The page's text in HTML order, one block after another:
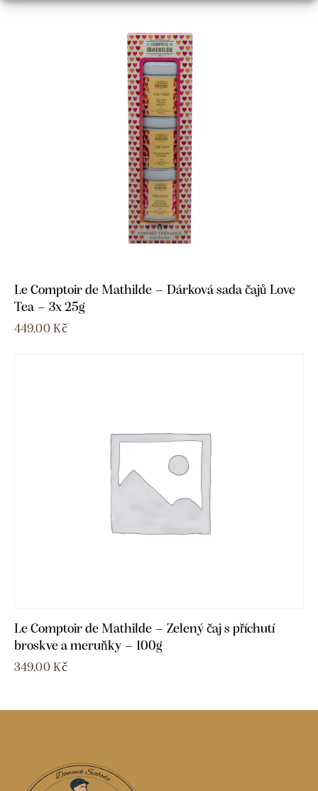
Le Comptoir de Mathilde – Dárková sada čajů Love
Tea – 3x 25g
449,00 Kč
Le Comptoir de Mathilde – Zelený čaj s příchutí
broskve a meruňky – 100g
349,00 Kč